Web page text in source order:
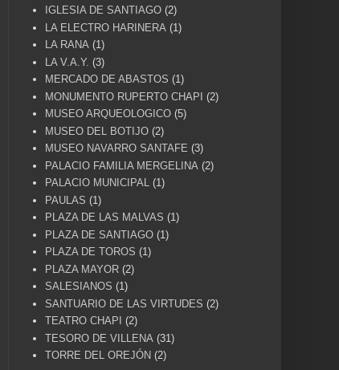
IGLESIA DE SANTIAGO (2)
LA ELECTRO HARINERA (1)
LA RANA (1)
LA V.A.Y. (3)
MERCADO DE ABASTOS (1)
MONUMENTO RUPERTO CHAPI
(2)
MUSEO ARQUEOLOGICO (5)
MUSEO DEL BOTIJO (2)
MUSEO NAVARRO SANTAFE (3)
PALACIO FAMILIA MERGELINA (2)
PALACIO MUNICIPAL (1)
PAULAS (1)
PLAZA DE LAS MALVAS (1)
PLAZA DE SANTIAGO (1)
PLAZA DE TOROS (1)
PLAZA MAYOR (2)
SALESIANOS (1)
SANTUARIO DE LAS VIRTUDES (2)
TEATRO CHAPI
(2)
TESORO DE VILLENA (31)
TORRE DEL OREJÓN (2)